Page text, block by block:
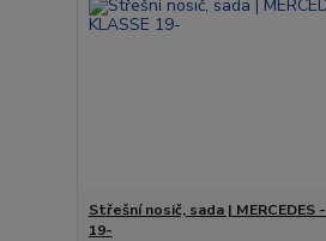
Střešní nosič, sada | MERCEDES
19-